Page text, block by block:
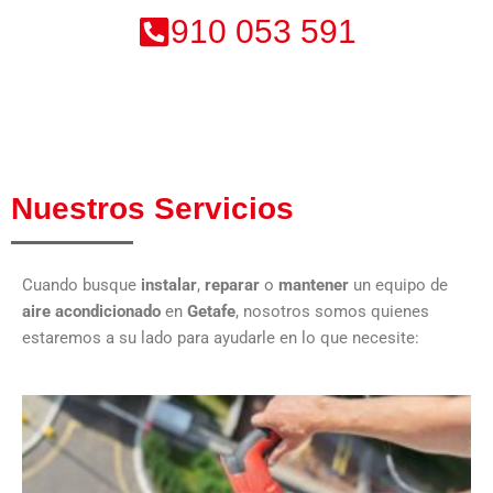
910 053 591
Nuestros Servicios
Cuando busque instalar, reparar o mantener un equipo de
aire acondicionado en Getafe, nosotros somos quienes
estaremos a su lado para ayudarle en lo que necesite: